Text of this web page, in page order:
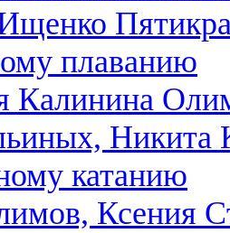
плаванию
Калинина
Никита
катанию
Ксения